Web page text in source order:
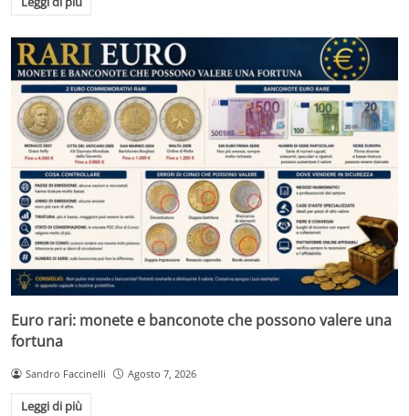
Euro rari: monete e banconote che possono valere una
fortuna
Sandro Faccinelli Agosto 7, 2026
Leggi di più